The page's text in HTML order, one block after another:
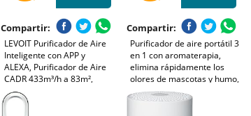
Compartir:
LEVOIT Purificador de Aire
Inteligente con APP y
ALEXA, Purificador de Aire
CADR 433m³/h a 83m²,
28dB Silencioso, Pantalla
PM2.5, Filtro HEPA, Elimina
Compartir:
Purificador de aire portátil 3
en 1 con aromaterapia,
elimina rápidamente los
olores de mascotas y humo,
devuelve el aire fresco a los
espacios pequeños y es